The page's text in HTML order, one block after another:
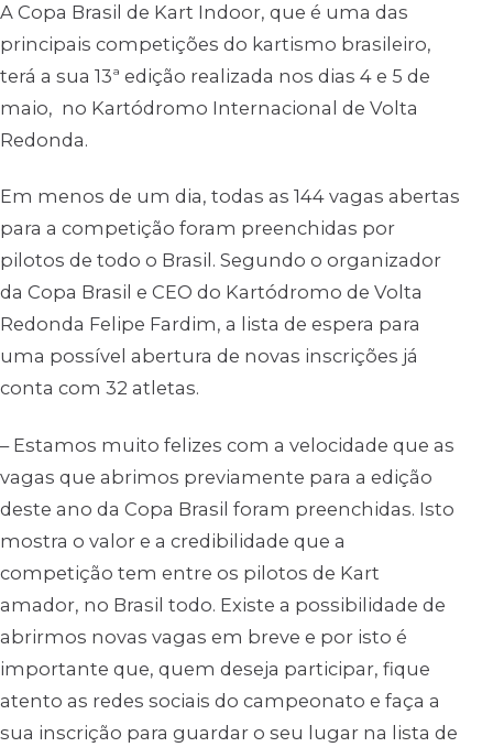
A Copa Brasil de Kart Indoor, que é uma das
principais competições do kartismo brasileiro,
terá a sua 13ª edição realizada nos dias 4 e 5 de
maio, no Kartódromo Internacional de Volta
Redonda.
Em menos de um dia, todas as 144 vagas abertas
para a competição foram preenchidas por
pilotos de todo o Brasil. Segundo o organizador
da Copa Brasil e CEO do Kartódromo de Volta
Redonda Felipe Fardim, a lista de espera para
uma possível abertura de novas inscrições já
conta com 32 atletas.
– Estamos muito felizes com a velocidade que as
vagas que abrimos previamente para a edição
deste ano da Copa Brasil foram preenchidas. Isto
mostra o valor e a credibilidade que a
competição tem entre os pilotos de Kart
amador, no Brasil todo. Existe a possibilidade de
abrirmos novas vagas em breve e por isto é
importante que, quem deseja participar, fique
atento as redes sociais do campeonato e faça a
sua inscrição para guardar o seu lugar na lista de